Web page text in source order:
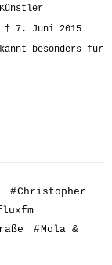
† 7. Juni 2015
besonders für
#Christopher
#Mola &